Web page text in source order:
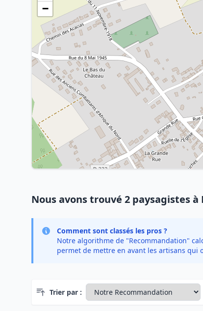
−
Nous avons trouvé 2 paysagistes à
Comment sont classés les pros ?
Notre algorithme de "Recommandation"
permet de mettre en avant les artisans
Trier par :